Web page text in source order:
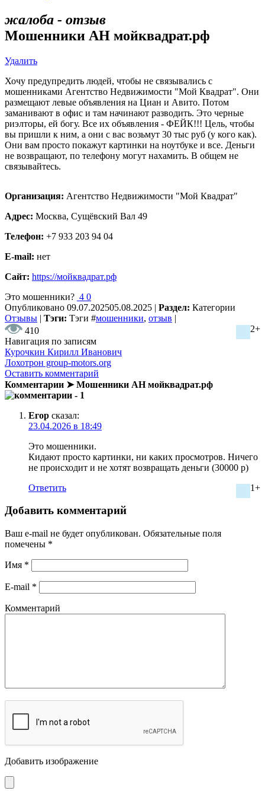
жалоба - отзыв
Мошенники АН мойквадрат.рф
Удалить
Хочу предупредить людей, чтобы не связывались с
мошенниками Агентство Недвижимости "Мой Квадрат". Они
размещают левые объявления на Циан и Авито. Потом
заманивают в офис и там начинают разводить. Это черные
риэлторы, ей богу. Все их объявления - ФЕЙК!!! Цель, чтобы
вы пришли к ним, а они с вас возьмут 30 тыс руб (у кого как).
Они вам просто покажут картинки на ноутбуке и все. Деньги
не возвращают, по телефону могут нахамить. В общем не
связывайтесь.
Организация: Агентство Недвижимости "Мой Квадрат"
Адрес: Москва, Сущёвский Вал 49
Телефон: +7 933 203 94 04
E-mail: нет
Сайт: https://мойквадрат.рф
Это мошенники? 4 0
Опубликовано 09.07.202505.08.2025 | Раздел: Категории
Отзывы | Тэги: Тэги #мошенники, отзыв |
410
2+
Навигация по записям
Курочкин Кирилл Иванович
Лохотрон group-motors.org
Оставить комментарий
Комментарии ➤ Мошенники АН мойквадрат.рф
- 1
Егор сказал:
23.04.2026 в 18:49
Это мошенники.
Кидают просто картинки, ни каких просмотров. Ничего
не происходит и не хотят возвращать деньги (30000 р)
1+
Ответить
Добавить комментарий
Ваш e-mail не будет опубликован. Обязательные поля
помечены *
Имя *
E-mail *
Комментарий
Добавить изображение